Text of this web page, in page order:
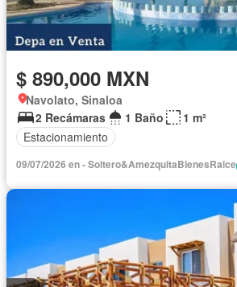
$ 890,000 MXN
Navolato, Sinaloa
2 Recámaras
1 Baño
1 m²
Estacionamiento
09/07/2026 en - Soltero&AmezquitaBienesRaice